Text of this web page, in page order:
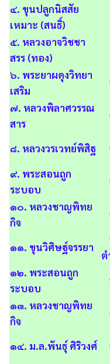
๔. ขุนปลูกนิสสัย
เหมาะ (สนธิ์)
๕. หลวงอาจวิชชา
สรร (ทอง)
๖. พระยาผดุงวิทยา
เสริม
๗. หลวงพิลาศวรรณ
สาร
๘. หลวงวรเวทย์พิสิฐ
๙. พระสอนถูก
ระบอบ
๑๐. หลวงชาญพิทย
กิจ
๑๑. ขุนวิศิษฐ์จรรยา
๑๒. พระสอนถูก
ระบอบ
๑๓. หลวงชาญพิทย
กิจ
๑๔. ม.ล.พันธุ์ ศิริวงศ์